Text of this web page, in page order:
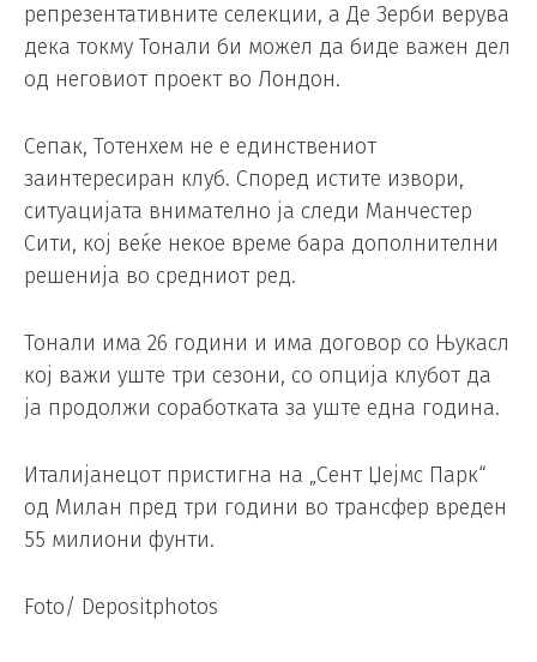
репрезентативните селекции, а Де Зерби верува
дека токму Тонали би можел да биде важен дел
од неговиот проект во Лондон.
Сепак, Тотенхем не е единствениот
заинтересиран клуб. Според истите извори,
ситуацијата внимателно ја следи Манчестер
Сити, кој веќе некое време бара дополнителни
решенија во средниот ред.
Тонали има 26 години и има договор со Њукасл
кој важи уште три сезони, со опција клубот да
ја продолжи соработката за уште една година.
Италијанецот пристигна на „Сент Џејмс Парк“
од Милан пред три години во трансфер вреден
55 милиони фунти.
Foto/ Depositphotos